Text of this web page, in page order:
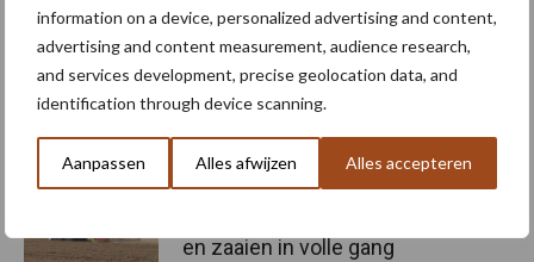
information on a device, personalized advertising and content,
advertising and content measurement, audience research,
and services development, precise geolocation data, and
identification through device scanning.
Aanpassen Alles afwijzen Alles accepteren
Asperge, een
voorjaarsgroente die
Belgische telers aanspreekt
Voorjaarsdrukte op
en zaaien in volle gang